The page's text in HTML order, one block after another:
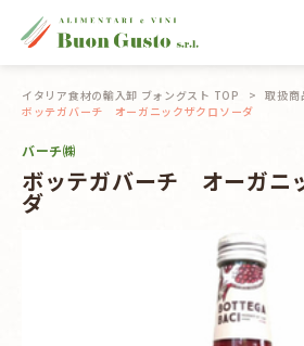
イタリア食材の輸入卸 ブォングスト TOP
取扱商
ボッテガバーチ オーガニックザクロソーダ
バーチ㈱
ボッテガバーチ オーガニ
ダ